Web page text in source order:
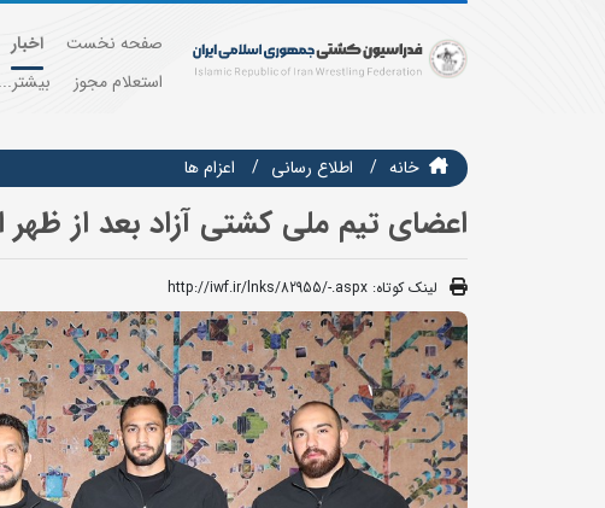
صفحه نخست اخبار
استعلام مجوز
بیشتر...
خانه اطلاع رسانی اعزام ها
اعضای تیم ملی کشتی آزاد بعد از
لینک کوتاه: http://iwf.ir/lnks/82955/-.aspx